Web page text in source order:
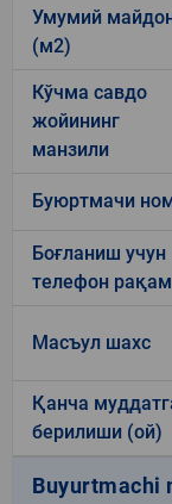
Умумий
(м2)
Кўчма савдо
жойининг
манзили
Буюртмачи
Боғланиш учун
телефон рақам
Масъул шахс
Қанча
берилиши (ой)
Buyurtmachi